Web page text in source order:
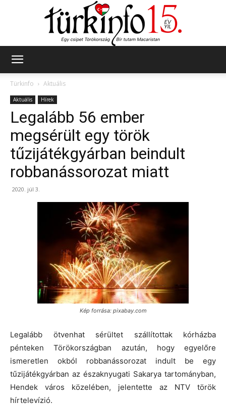
Türkinfo
Aktuális
Aktuális Hírek
Legalább 56 ember
megsérült egy török
tűzijátékgyárban beindult
robbanássorozat miatt
2020. júl 3.
Kép forrása: pixabay.com
Legalább ötvenhat sérültet szállítottak kórházba
pénteken Törökországban azután, hogy egyelőre
ismeretlen okból robbanássorozat indult be egy
tűzijátékgyárban az északnyugati Sakarya tartományban,
Hendek város közelében, jelentette az NTV török
hírtelevízió.